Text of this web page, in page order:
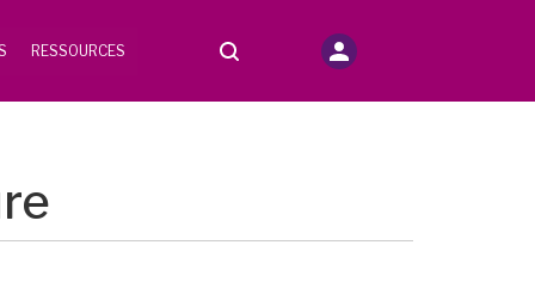
RESSOURCES